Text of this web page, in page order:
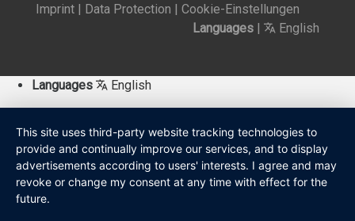
Imprint | Data Protection | Cookie-Einstellungen
Languages | English
Languages English
This site uses third-party website tracking technologies to
provide and continually improve our services, and to display
advertisements according to users' interests. I agree and may
revoke or change my consent at any time with effect for the
future.